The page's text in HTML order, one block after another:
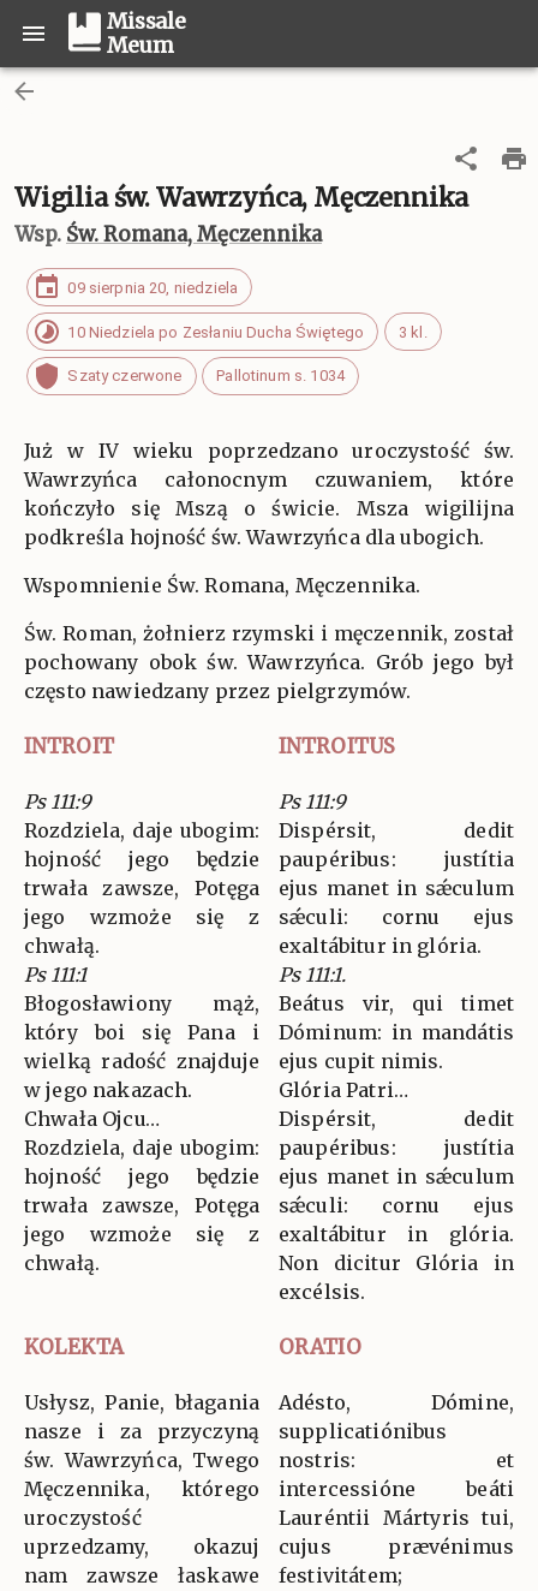
Missale
Meum
Wigilia św. Wawrzyńca, Męczennika
Wsp. Św. Romana, Męczennika
09 sierpnia 20, niedziela
10 Niedziela po Zesłaniu Ducha Świętego 3 kl.
Szaty czerwone Pallotinum s. 1034
Już w IV wieku poprzedzano uroczystość św.
Wawrzyńca całonocnym czuwaniem, które
kończyło się Mszą o świcie. Msza wigilijna
podkreśla hojność św. Wawrzyńca dla ubogich.
Wspomnienie Św. Romana, Męczennika.
Św. Roman, żołnierz rzymski i męczennik, został
pochowany obok św. Wawrzyńca. Grób jego był
często nawiedzany przez pielgrzymów.
INTROIT INTROITUS
Ps 111:9
Rozdziela, daje ubogim:
hojność jego będzie
trwała zawsze, Potęga
jego wzmoże się z
chwałą.
Ps 111:1
Błogosławiony mąż,
który boi się Pana i
wielką radość znajduje
w jego nakazach.
Chwała Ojcu…
Rozdziela, daje ubogim:
hojność jego będzie
trwała zawsze, Potęga
jego wzmoże się z
chwałą.
Ps 111:9
Dispérsit, dedit
paupéribus: justítia
ejus manet in sǽculum
sǽculi: cornu ejus
exaltábitur in glória.
Ps 111:1.
Beátus vir, qui timet
Dóminum: in mandátis
ejus cupit nimis.
Glória Patri…
Dispérsit, dedit
paupéribus: justítia
ejus manet in sǽculum
sǽculi: cornu ejus
exaltábitur in glória.
Non dicitur Glória in
excélsis.
KOLEKTA ORATIO
Usłysz, Panie, błagania
nasze i za przyczyną
św. Wawrzyńca, Twego
Męczennika, którego
uroczystość
uprzedzamy, okazuj
nam zawsze łaskawe
Adésto, Dómine,
supplicatiónibus
nostris: et
intercessióne beáti
Lauréntii Mártyris tui,
cujus prævénimus
festivitátem;